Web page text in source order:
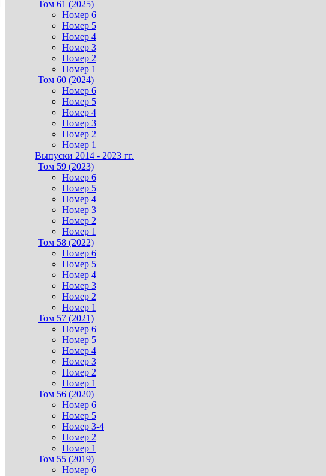
Том 61 (2025)
Номер 6
Номер 5
Номер 4
Номер 3
Номер 2
Номер 1
Том 60 (2024)
Номер 6
Номер 5
Номер 4
Номер 3
Номер 2
Номер 1
Выпуски 2014 - 2023 гг.
Том 59 (2023)
Номер 6
Номер 5
Номер 4
Номер 3
Номер 2
Номер 1
Том 58 (2022)
Номер 6
Номер 5
Номер 4
Номер 3
Номер 2
Номер 1
Том 57 (2021)
Номер 6
Номер 5
Номер 4
Номер 3
Номер 2
Номер 1
Том 56 (2020)
Номер 6
Номер 5
Номер 3-4
Номер 2
Номер 1
Том 55 (2019)
Номер 6